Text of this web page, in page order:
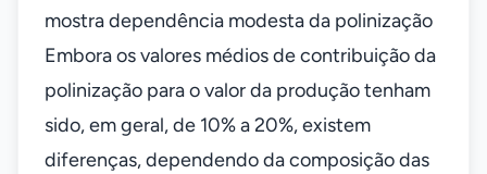
mostra dependência modesta da polinização
Embora os valores médios de contribuição da
polinização para o valor da produção tenham
sido, em geral, de 10% a 20%, existem
diferenças, dependendo da composição das